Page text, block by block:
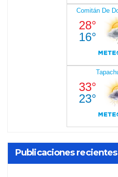
Publicaciones recientes